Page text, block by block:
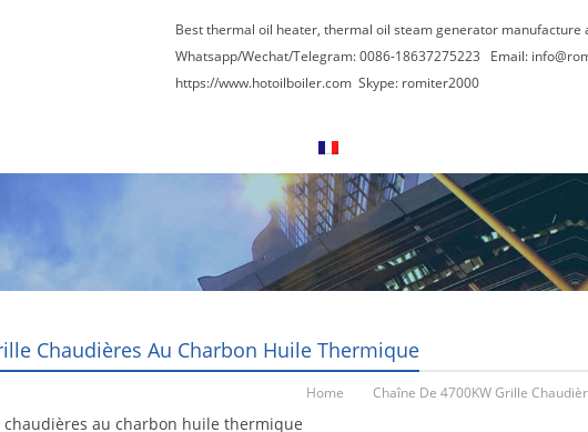
Best thermal oil heater, thermal oil steam generator manufacture
Whatsapp/Wechat/Telegram: 0086-18637275223 Email:
https://www.hotoilboiler.com Skype: romiter2000
Chaudières Au Charbon Huile Thermique
Home Chaîne De 4700KW Grille
chaudières au charbon huile thermique